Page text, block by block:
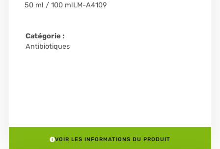
50 ml / 100 mlLM-A4109
Catégorie :
Antibiotiques
VOIR LES INFORMATIONS DU PRODUIT